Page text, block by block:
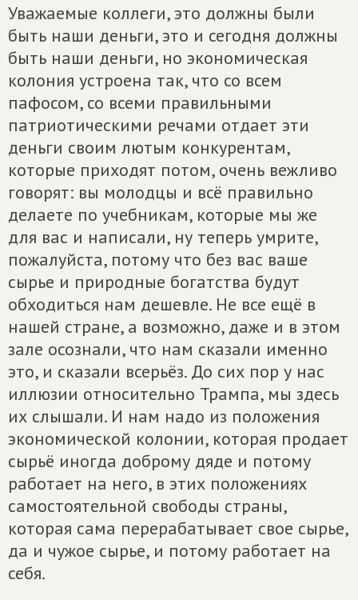
Уважаемые коллеги, это должны были
быть наши деньги, это и сегодня должны
быть наши деньги, но экономическая
колония устроена так, что со всем
пафосом, со всеми правильными
патриотическими речами отдает эти
деньги своим лютым конкурентам,
которые приходят потом, очень вежливо
говорят: вы молодцы и всё правильно
делаете по учебникам, которые мы же
для вас и написали, ну теперь умрите,
пожалуйста, потому что без вас ваше
сырье и природные богатства будут
обходиться нам дешевле. Не все ещё в
нашей стране, а возможно, даже и в этом
зале осознали, что нам сказали именно
это, и сказали всерьёз. До сих пор у нас
иллюзии относительно Трампа, мы здесь
их слышали. И нам надо из положения
экономической колонии, которая продает
сырьё иногда доброму дяде и потому
работает на него, в этих положениях
самостоятельной свободы страны,
которая сама перерабатывает свое сырье,
да и чужое сырье, и потому работает на
себя.